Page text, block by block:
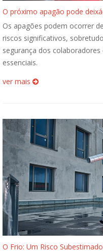
O próximo apagão pode
Os apagões podem ocorrer
riscos significativos,
segurança dos
essenciais.
ver mais
O Frio: Um Risco